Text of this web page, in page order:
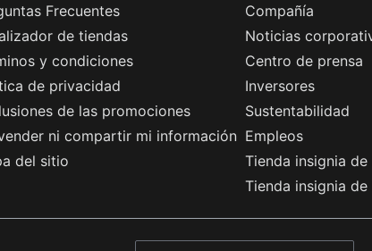
Frecuentes
de tiendas
y condiciones
de privacidad
de las promociones
ni compartir mi información
del sitio
Compañía
Noticias
Centro de prensa
Inversores
Sustentabilidad
Empleos
Tienda insignia
Tienda insignia de